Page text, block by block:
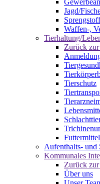
Jagd/
Waffen-,
Tierhaltung/
Zurück
Tierschutz
Aufenthalts- und
Kommunales
Zurück
Über uns